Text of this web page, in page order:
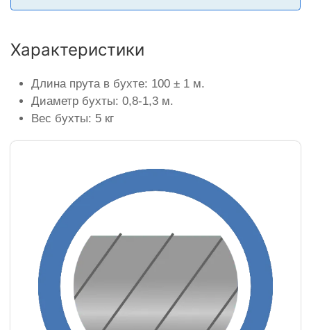
Характеристики
Длина прута в бухте: 100 ± 1 м.
Диаметр бухты: 0,8-1,3 м.
Вес бухты: 5 кг